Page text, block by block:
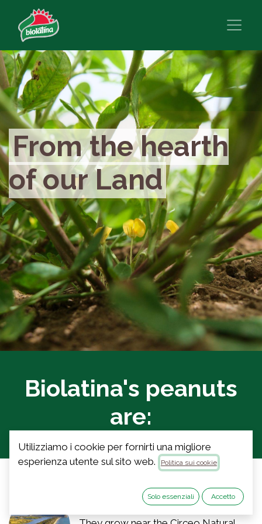
From the hearth
of our Land
Biolatina's peanuts
are:
Enviroment
Utilizziamo i cookie per fornirti una migliore
esperienza utente sul sito web.
Politica sui cookie
Solo essenziali Accetto